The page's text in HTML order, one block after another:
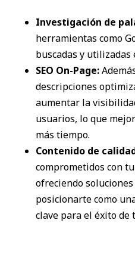
Investigación de
herramientas como
buscadas y
SEO On-Page:
descripciones
aumentar la
usuarios, lo que
más tiempo.
Contenido de
comprometidos con
ofreciendo
posicionarte como
clave para el éxito